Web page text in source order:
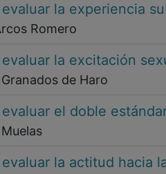
la experiencia
Romero
la excitación
de Haro
el doble
la actitud hacia